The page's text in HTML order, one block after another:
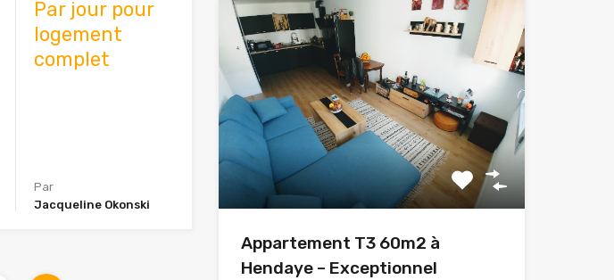
Par jour pour
logement
complet
Par
Jacqueline Okonski
Appartement T3 60m2 à
Hendaye – Exceptionnel